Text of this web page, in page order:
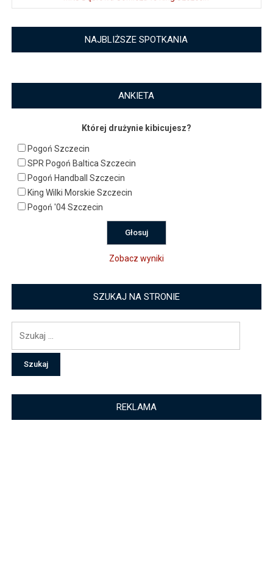
NAJBLIŻSZE SPOTKANIA
ANKIETA
Której drużynie kibicujesz?
Pogoń Szczecin
SPR Pogoń Baltica Szczecin
Pogoń Handball Szczecin
King Wilki Morskie Szczecin
Pogoń '04 Szczecin
Zobacz wyniki
SZUKAJ NA STRONIE
REKLAMA